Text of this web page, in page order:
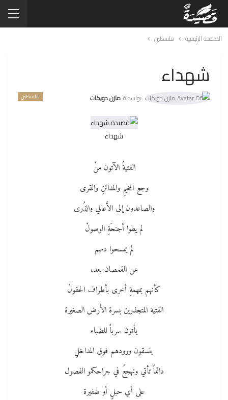
الصفحة الرئيسية فلسطين
شهداء
فلسطين بواسطة مازن دويكات
شهداء
الفتيةُ الآتون منْ
وجعِ المخيمِ والمدائنِ والقرى
والصاعدون إلى الأَعالي والذُرى
لم يطوا أجنحَةِ الوصولْ
لم يمسحوا دمهم
عن القمصان بعد،
كأنهم بمهمةِ أخرى بأطراف الحقولْ
الفتية المتجذرين بسرة الأرض الصغيرة
يأتون سرباً للضباء
ينسقون ورودهم فوق المداخلِ
دائماً تأتي وتهجعُ في جراحكمو الفصول
على أي حبلٍ أو ضفيرة